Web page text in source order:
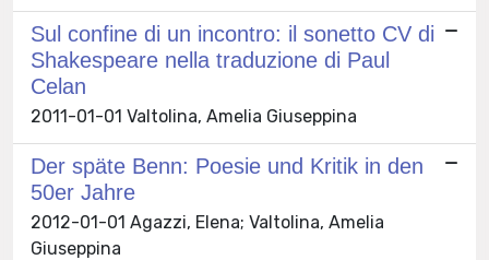
Sul confine di un incontro: il sonetto CV di
Shakespeare nella traduzione di Paul
Celan
2011-01-01 Valtolina, Amelia Giuseppina
Der späte Benn: Poesie und Kritik in den
50er Jahre
2012-01-01 Agazzi, Elena; Valtolina, Amelia
Giuseppina